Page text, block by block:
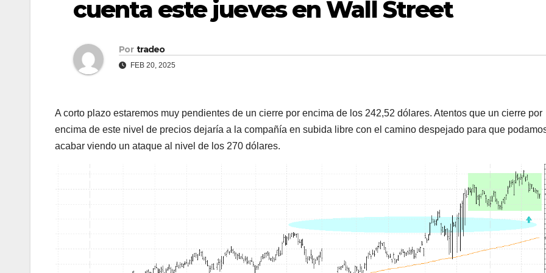
cuenta este jueves en Wall Street
Por tradeo
FEB 20, 2025
A corto plazo estaremos muy pendientes de un cierre por encima de los 242,52 dólares. Atentos que un cierre por
encima de este nivel de precios dejaría a la compañía en subida libre con el camino despejado para que
acabar viendo un ataque al nivel de los 270 dólares.